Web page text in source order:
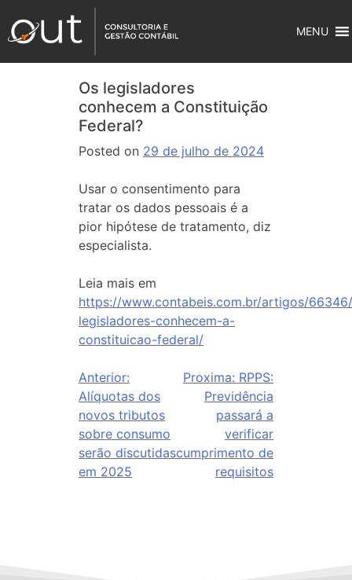
MENU
Os legisladores
conhecem a Constituição
Federal?
Posted on 29 de julho de 2024
Usar o consentimento para
tratar os dados pessoais é a
pior hipótese de tratamento, diz
especialista.
Leia mais em
https://www.contabeis.com.br/artigos/
legisladores-conhecem-a-
constituicao-federal/
Anterior:
Alíquotas dos
novos tributos
sobre consumo
serão discutidas
em 2025
Proxima: RPPS:
Previdência
passará a
verificar
cumprimento de
requisitos